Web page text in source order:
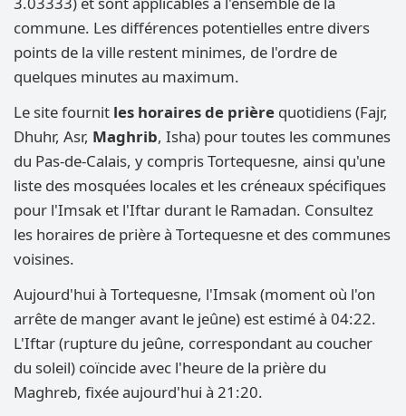
commune. Les différences potentielles entre divers
points de la ville restent minimes, de l'ordre de
quelques minutes au maximum.
Le site fournit les horaires de prière quotidiens (Fajr,
Dhuhr, Asr, Maghrib, Isha) pour toutes les communes
du Pas-de-Calais, y compris Tortequesne, ainsi qu'une
liste des mosquées locales et les créneaux spécifiques
pour l'Imsak et l'Iftar durant le Ramadan. Consultez
les horaires de prière à Tortequesne et des communes
voisines.
Aujourd'hui à Tortequesne, l'Imsak (moment où l'on
arrête de manger avant le jeûne) est estimé à 04:22.
L'Iftar (rupture du jeûne, correspondant au coucher
du soleil) coïncide avec l'heure de la prière du
Maghreb, fixée aujourd'hui à 21:20.